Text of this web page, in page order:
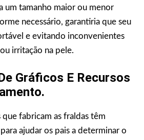
um tamanho maior ou menor
necessário, garantiria que seu
e evitando inconvenientes
irritação na pele.
Gráficos E Recursos
que fabricam as fraldas têm
ajudar os pais a determinar o